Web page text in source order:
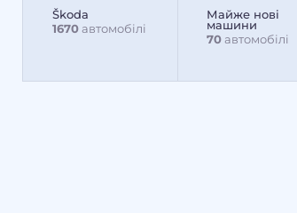
Škoda
1670автомобілі
Майже нові
машини
70 автомобілі